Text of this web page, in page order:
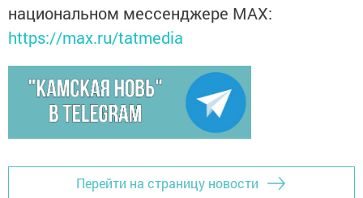
национальном мессенджере MАХ:
https://max.ru/tatmedia
Перейти на страницу новости